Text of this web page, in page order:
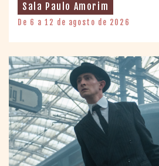
Sala Paulo Amorim
De 6 a 12 de agosto de 2026